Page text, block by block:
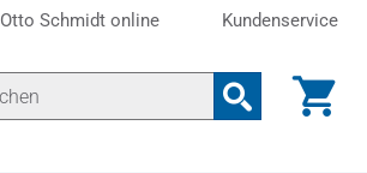
Otto Schmidt online Kundenservice